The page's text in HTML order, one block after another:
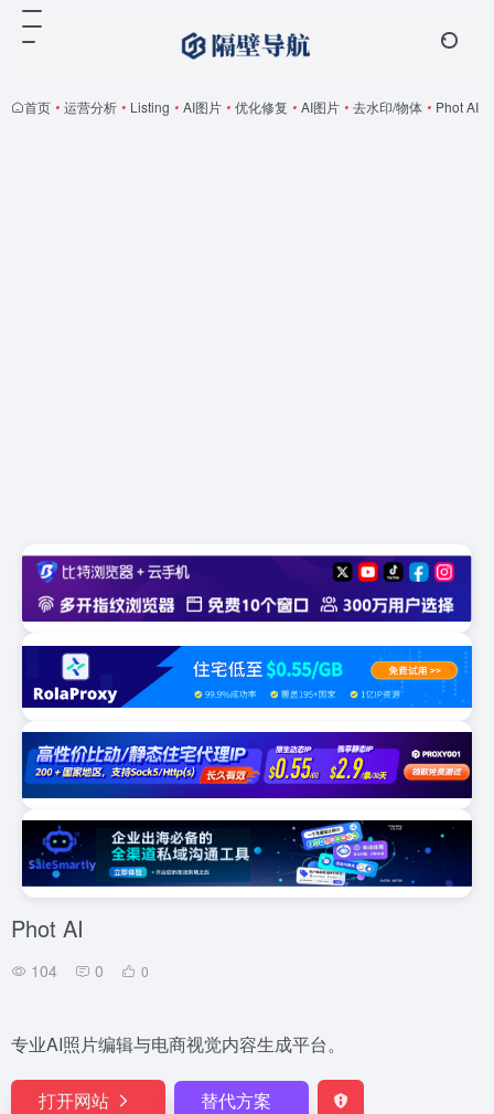
首页 • 运营分析 • Listing • AI图片 • 优化修复 • AI图片 • 去水印/物体 • Phot AI
Phot AI
104 0 0
专业AI照片编辑与电商视觉内容生成平台。
打开网站 替代方案